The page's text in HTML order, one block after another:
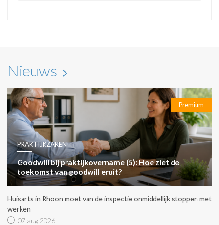
Nieuws
Premium
PRAKTIJKZAKEN
Goodwill bij praktijkovername (5): Hoe ziet de
toekomst van goodwill eruit?
Huisarts in Rhoon moet van de inspectie onmiddellijk stoppen met
werken
07 aug 2026